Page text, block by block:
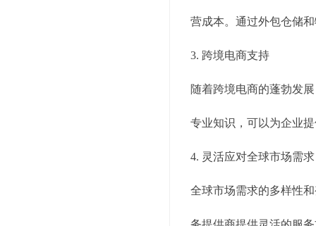
营成本。通过外包仓储
3. 跨境电商支持
随着跨境电商的蓬勃发
专业知识，可以为企业
4. 灵活应对全球市场需求
全球市场需求的多样性